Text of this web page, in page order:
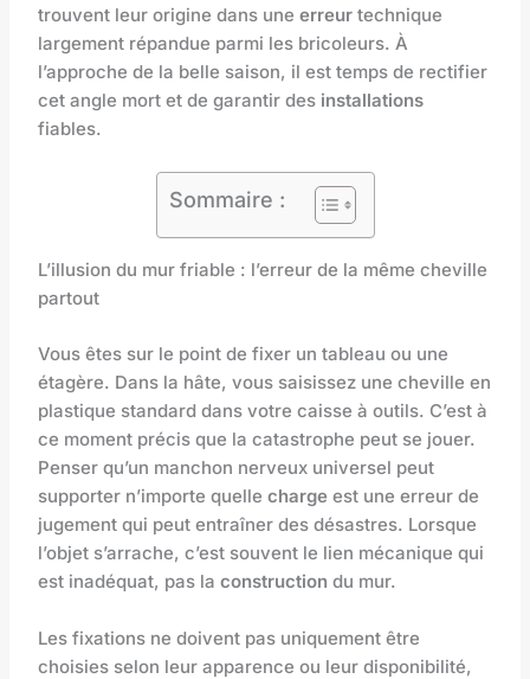
trouvent leur origine dans uneerreur technique
largement répandue parmi les bricoleurs. À
l’approche de la belle saison, il est temps de rectifier
cet angle mort et de garantir des installations
fiables.
Sommaire :
L’illusion du mur friable : l’erreur de la même cheville
partout
Vous êtes sur le point de fixer un tableau ou une
étagère. Dans la hâte, vous saisissez une cheville en
plastique standard dans votre caisse à outils. C’est à
ce moment précis que la catastrophe peut se jouer.
Penser qu’un manchon nerveux universel peut
supporter n’importe quellecharge est une erreur de
jugement qui peut entraîner des désastres. Lorsque
l’objet s’arrache, c’est souvent le lien mécanique qui
est inadéquat, pas laconstruction du mur.
Les fixations ne doivent pas uniquement être
choisies selon leur apparence ou leur disponibilité,